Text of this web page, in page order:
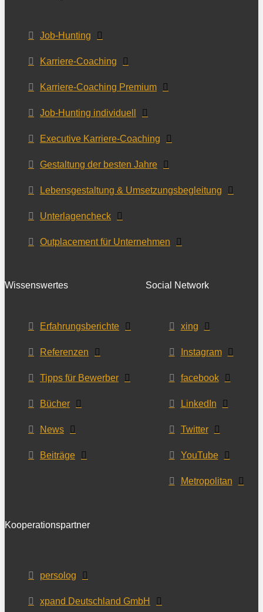
Job-Hunting
Karriere-Coaching
Karriere-Coaching Premium
Job-Hunting individuell
Executive Karriere-Coaching
Gestaltung der besten Jahre
Lebensgestaltung & Umsetzungsbegleitung
Unterlagencheck
Outplacement für Unternehmen
Wissenswertes
Erfahrungsberichte
Referenzen
Tipps für Bewerber
Bücher
News
Beiträge
Social Network
xing
Instagram
facebook
LinkedIn
Twitter
YouTube
Metropolitan
Kooperationspartner
persolog
xpand Deutschland GmbH